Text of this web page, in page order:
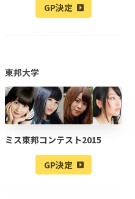
GP決定
東邦大学
ミス東邦コンテスト2015
GP決定